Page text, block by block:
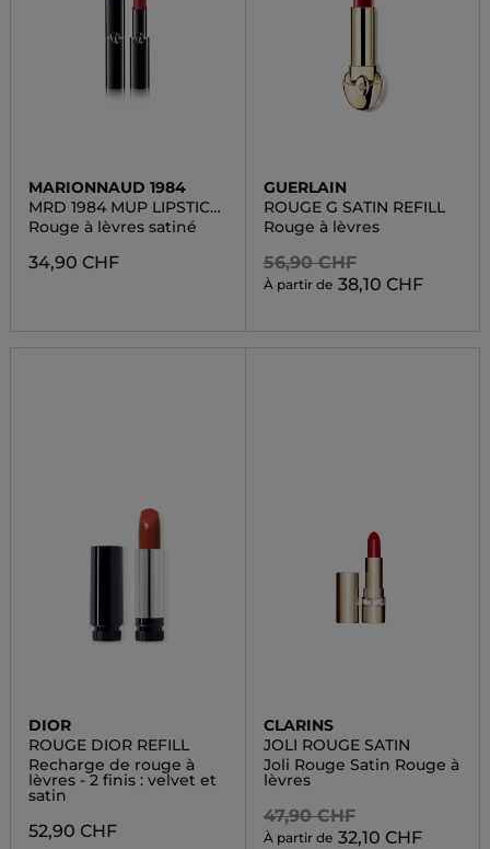
MARIONNAUD 1984
MRD 1984 MUP LIPSTICK
SATIN
Rouge à lèvres satiné
34,90 CHF
GUERLAIN
ROUGE G SATIN REFILL
Rouge à lèvres
56,90 CHF
À partir de 38,10 CHF
DIOR
ROUGE DIOR REFILL
Recharge de rouge à
lèvres - 2 finis : velvet et
satin
52,90 CHF
CLARINS
JOLI ROUGE SATIN
Joli Rouge Satin Rouge à
lèvres
47,90 CHF
À partir de 32,10 CHF